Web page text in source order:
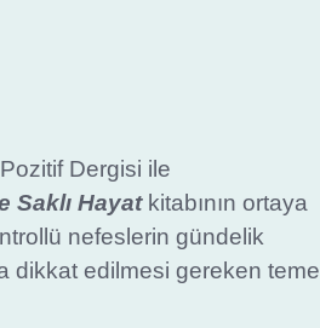
Dergisi ile
Saklı Hayatkitabının ortaya
nefeslerin gündelik
dikkat edilmesi gereken temel